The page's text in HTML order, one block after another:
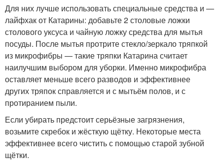
Для них лучше использовать специальные средства и —
лайфхак от Катарины: добавьте 2 столовые ложки
столового уксуса и чайную ложку средства для мытья
посуды. После мытья протрите стекло/зеркало тряпкой
из микрофибры — такие тряпки Катарина считает
наилучшим выбором для уборки. Именно микрофибра
оставляет меньше всего разводов и эффективнее
других тряпок справляется и с мытьём полов, и с
протиранием пыли.
Если убирать предстоит серьёзные загрязнения,
возьмите скребок и жёсткую щётку. Некоторые места
эффективнее всего чистить с помощью старой зубной
щётки.